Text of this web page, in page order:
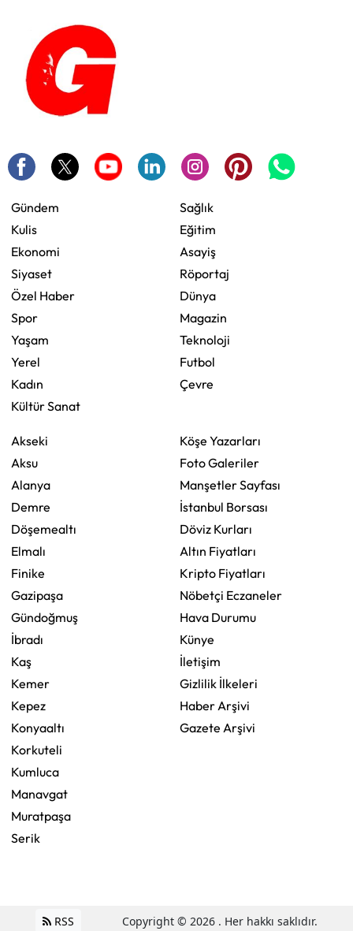
Gündem
Kulis
Ekonomi
Siyaset
Özel Haber
Spor
Yaşam
Yerel
Kadın
Kültür Sanat
Sağlık
Eğitim
Asayiş
Röportaj
Dünya
Magazin
Teknoloji
Futbol
Çevre
Akseki
Aksu
Alanya
Demre
Döşemealtı
Elmalı
Finike
Gazipaşa
Gündoğmuş
İbradı
Kaş
Kemer
Kepez
Konyaaltı
Korkuteli
Kumluca
Manavgat
Muratpaşa
Serik
Köşe Yazarları
Foto Galeriler
Manşetler Sayfası
İstanbul Borsası
Döviz Kurları
Altın Fiyatları
Kripto Fiyatları
Nöbetçi Eczaneler
Hava Durumu
Künye
İletişim
Gizlilik İlkeleri
Haber Arşivi
Gazete Arşivi
RSS Copyright © 2026 . Her hakkı saklıdır.